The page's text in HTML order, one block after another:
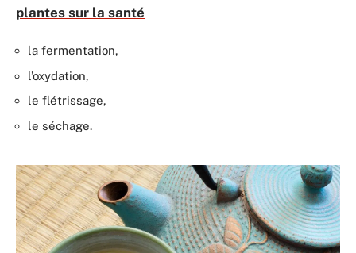
plantes sur la santé
la fermentation,
l’oxydation,
le flétrissage,
le séchage.